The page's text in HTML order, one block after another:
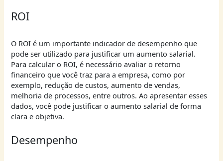
ROI
O ROI é um importante indicador de desempenho que
pode ser utilizado para justificar um aumento salarial.
Para calcular o ROI, é necessário avaliar o retorno
financeiro que você traz para a empresa, como por
exemplo, redução de custos, aumento de vendas,
melhoria de processos, entre outros. Ao apresentar esses
dados, você pode justificar o aumento salarial de forma
clara e objetiva.
Desempenho